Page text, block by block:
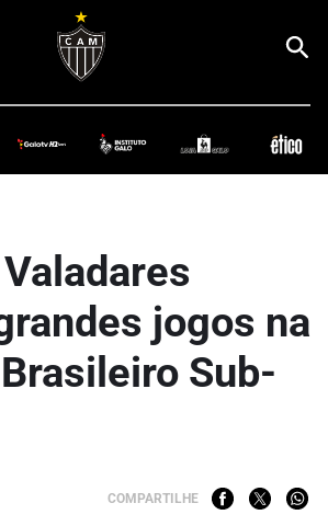
jogos na
Sub-
COMPARTILHE